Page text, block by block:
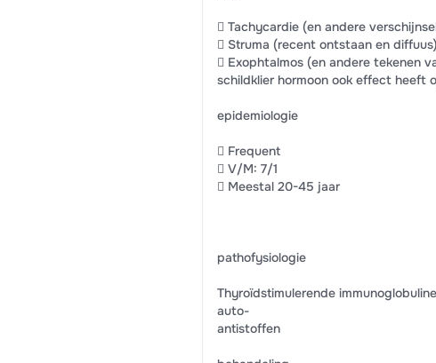
 Tachycardie (en andere
 Struma (recent ontstaan en diffuus)
 Exophtalmos (en andere tekenen
schildklier hormoon ook effect heeft
epidemiologie
 Frequent
 V/M: 7/1
 Meestal 20-45 jaar
pathofysiologie
Thyroïdstimulerende
auto-
antistoffen